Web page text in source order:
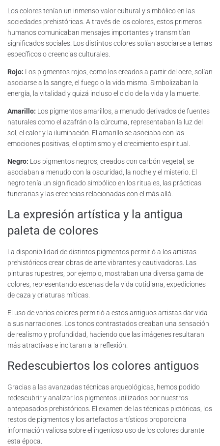
Los colores tenían un inmenso valor cultural y simbólico en las
sociedades prehistóricas. A través de los colores, estos primeros
humanos comunicaban mensajes importantes y transmitían
significados sociales. Los distintos colores solían asociarse a temas
específicos o creencias culturales.
Rojo: Los pigmentos rojos, como los creados a partir del ocre, solían
asociarse a la sangre, el fuego o la vida misma. Simbolizaban la
energía, la vitalidad y quizá incluso el ciclo de la vida y la muerte.
Amarillo: Los pigmentos amarillos, a menudo derivados de fuentes
naturales como el azafrán o la cúrcuma, representaban la luz del
sol, el calor y la iluminación. El amarillo se asociaba con las
emociones positivas, el optimismo y el crecimiento espiritual.
Negro: Los pigmentos negros, creados con carbón vegetal, se
asociaban a menudo con la oscuridad, la noche y el misterio. El
negro tenía un significado simbólico en los rituales, las prácticas
funerarias y las creencias relacionadas con el más allá.
La expresión artística y la antigua
paleta de colores
La disponibilidad de distintos pigmentos permitió a los artistas
prehistóricos crear obras de arte vibrantes y cautivadoras. Las
pinturas rupestres, por ejemplo, mostraban una diversa gama de
colores, representando escenas de la vida cotidiana, expediciones
de caza y criaturas míticas.
El uso de varios colores permitió a estos antiguos artistas dar vida
a sus narraciones. Los tonos contrastados creaban una sensación
de realismo y profundidad, haciendo que las imágenes resultaran
más atractivas e incitaran a la reflexión.
Redescubiertos los colores antiguos
Gracias a las avanzadas técnicas arqueológicas, hemos podido
redescubrir y analizar los pigmentos utilizados por nuestros
antepasados prehistóricos. El examen de las técnicas pictóricas, los
restos de pigmentos y los artefactos artísticos proporciona
información valiosa sobre el ingenioso uso de los colores durante
esta época.